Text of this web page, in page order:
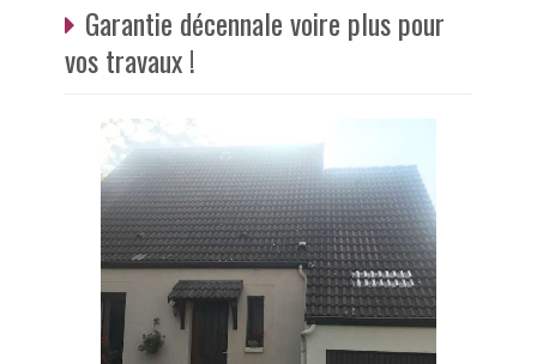
Garantie décennale voire plus pour
vos travaux !